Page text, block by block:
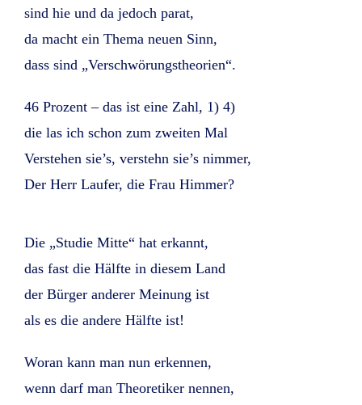
sind hie und da jedoch parat,
da macht ein Thema neuen Sinn,
dass sind „Verschwörungstheorien“.
46 Prozent – das ist eine Zahl, 1) 4)
die las ich schon zum zweiten Mal
Verstehen sie’s, verstehn sie’s nimmer,
Der Herr Laufer, die Frau Himmer?
Die „Studie Mitte“ hat erkannt,
das fast die Hälfte in diesem Land
der Bürger anderer Meinung ist
als es die andere Hälfte ist!
Woran kann man nun erkennen,
wenn darf man Theoretiker nennen,